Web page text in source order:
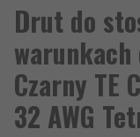
Drut do
warunkach
Czarny TE
32 AWG